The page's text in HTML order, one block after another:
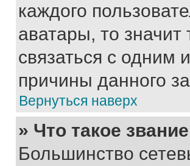
каждого
аватары, то
связаться с одним
причины данного
Вернуться наверх
» Что такое
Большинство